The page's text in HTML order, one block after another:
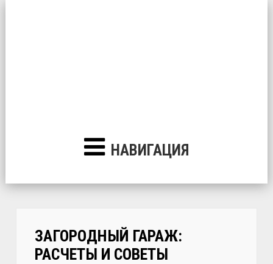
НАВИГАЦИЯ
ЗАГОРОДНЫЙ ГАРАЖ:
РАСЧЕТЫ И СОВЕТЫ